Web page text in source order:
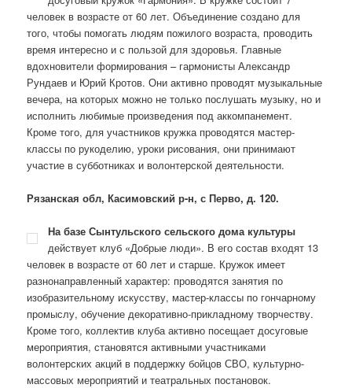
человек в возрасте от 60 лет. Объединение создано для
того, чтобы помогать людям пожилого возраста, проводить
время интересно и с пользой для здоровья. Главные
вдохновители формирования – гармонисты Александр
Рундаев и Юрий Кротов. Они активно проводят музыкальные
вечера, на которых можно не только послушать музыку, но и
исполнить любимые произведения под аккомпанемент.
Кроме того, для участников кружка проводятся мастер-
классы по рукоделию, уроки рисования, они принимают
участие в субботниках и волонтерской деятельности.
Рязанская обл, Касимовский р-н, с Перво, д. 120.
На базе Сынтульского сельского дома культуры
действует клуб «Добрые люди». В его состав входят 13
человек в возрасте от 60 лет и старше. Кружок имеет
разнонаправленный характер: проводятся занятия по
изобразительному искусству, мастер-классы по гончарному
промыслу, обучение декоративно-прикладному творчеству.
Кроме того, коллектив клуба активно посещает досуговые
мероприятия, становятся активными участниками
волонтерских акций в поддержку бойцов СВО, культурно-
массовых мероприятий и театральных постановок.